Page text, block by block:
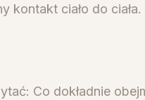
kontakt ciało do ciała.
Co dokładnie